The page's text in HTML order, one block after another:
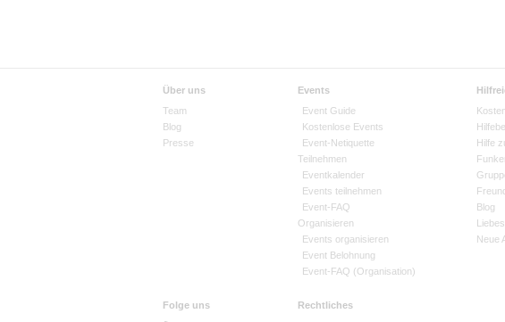
Über uns
Team
Blog
Presse
Events
Event Guide
Kostenlose Events
Event-Netiquette
Teilnehmen
Eventkalender
Events teilnehmen
Event-FAQ
Organisieren
Events organisieren
Event Belohnung
Event-FAQ (Organisation)
Kosten
Hilfe
Blog
Neue
Folge uns
Rechtliches